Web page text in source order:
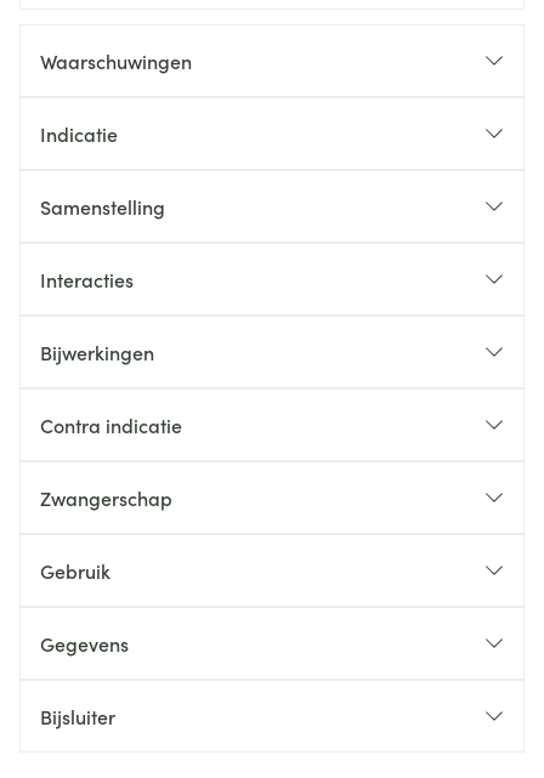
Waarschuwingen
Indicatie
Samenstelling
Interacties
Bijwerkingen
Contra indicatie
Zwangerschap
Gebruik
Gegevens
Bijsluiter